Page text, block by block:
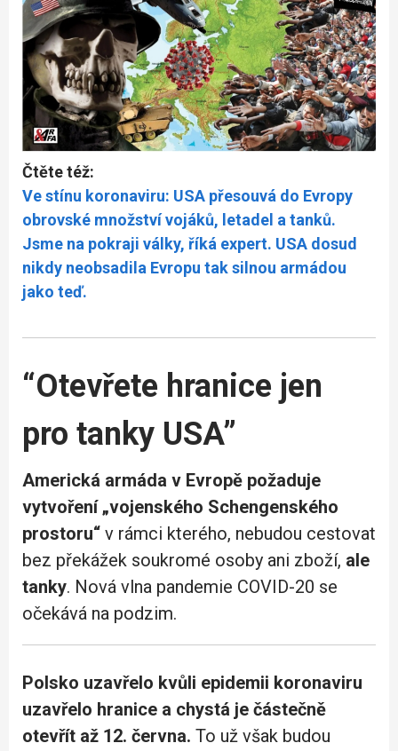
Čtěte též:
Ve stínu koronaviru: USA přesouvá do Evropy
obrovské množství vojáků, letadel a tanků.
Jsme na pokraji války, říká expert. USA dosud
nikdy neobsadila Evropu tak silnou armádou
jako teď.
“Otevřete hranice jen
pro tanky USA”
Americká armáda v Evropě požaduje
vytvoření „vojenského Schengenského
prostoru“ v rámci kterého, nebudou cestovat
bez překážek soukromé osoby ani zboží, ale
tanky. Nová vlna pandemie COVID-20 se
očekává na podzim.
Polsko uzavřelo kvůli epidemii koronaviru
uzavřelo hranice a chystá je částečně
otevřít až 12. června. To už však budou